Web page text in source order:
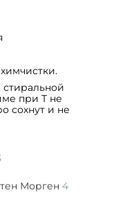
при Т не
сохнут и не
Морген 4